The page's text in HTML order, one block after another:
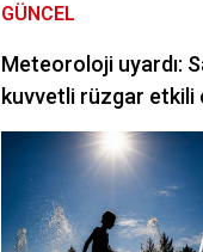
GÜNCEL
Meteoroloji uyardı:
kuvvetli rüzgar etkili